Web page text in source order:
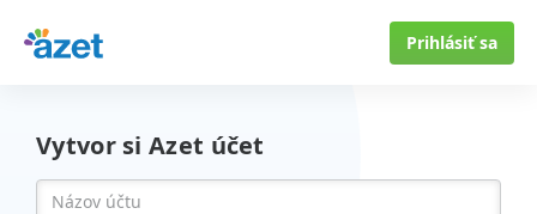
Prihlásiť sa
Vytvor si Azet účet